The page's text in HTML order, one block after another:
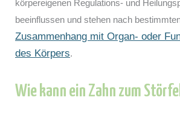
körpereigenen Regulations- und
beeinflussen und stehen nach
Zusammenhang mit Organ- oder
des Körpers.
Wie kann ein Zahn zum